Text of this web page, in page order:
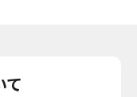
て